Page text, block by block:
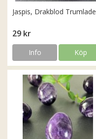
Jaspis, Drakblod Trumlade
29 kr
Info Köp